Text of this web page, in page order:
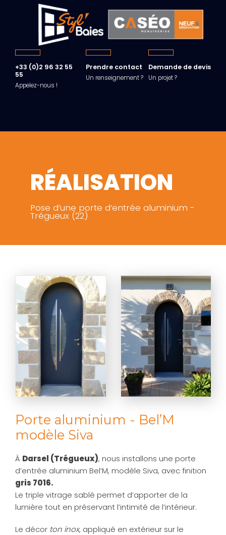
+33 (0)2 96 32 55
55
Appelez-nous !
Prendre contact
Un renseignement ?
Demande de devis
Un projet ?
RÉALISATION
Pose d’une porte d’entrée aluminium -
Trégueux (22)
Porte aluminium - Bel’M
modèle Siva
À Darsel (Trégueux), nous installons une porte
d’entrée aluminium Bel’M, modèle Siva, avec finition
gris 7016.
Le triple vitrage sablé permet d’apporter de la
lumière tout en préservant l’intimité de l’intérieur.
Le décor ton inox, appliqué en extérieur sur le